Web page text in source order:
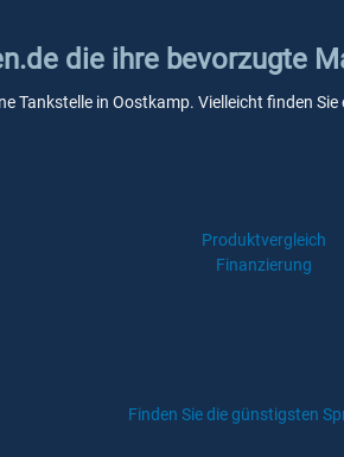
die ihre bevorzugte
Tankstelle in Oostkamp. Vielleicht finden
Produktvergleich
Finanzierung
Finden Sie die günstigsten